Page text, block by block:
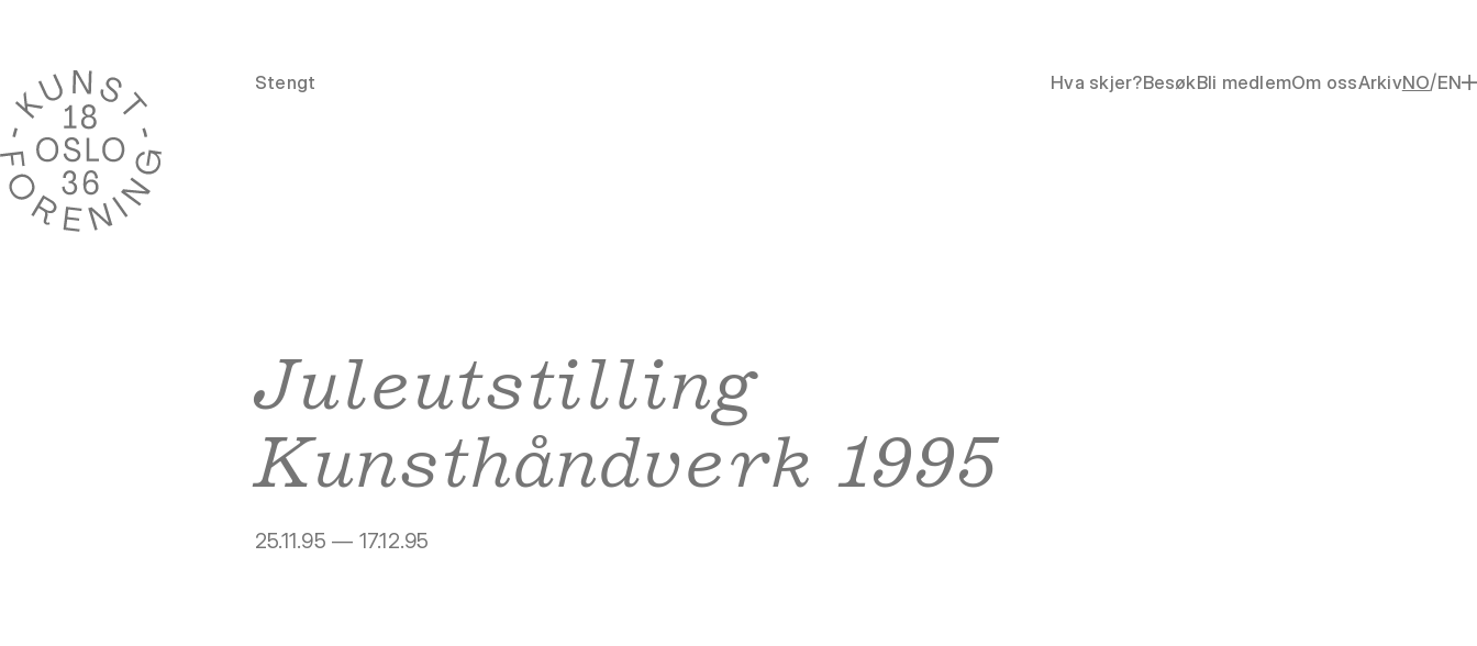
Stengt Hva skjer?BesøkBli medlemOm ossArkivNO/EN
Juleutstilling
Kunsthåndverk 1995
25.11.95 — 17.12.95